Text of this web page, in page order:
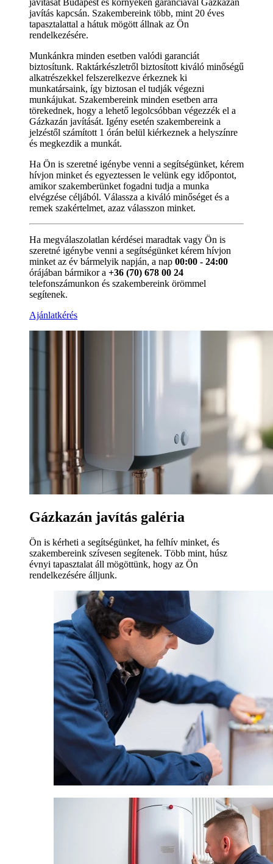
javítás kapcsán. Szakembereink több, mint 20 éves
tapasztalattal a hátuk mögött állnak az Ön
rendelkezésére.
Munkánkra minden esetben valódi garanciát
biztosítunk. Raktárkészletről biztosított kiváló minőségű
alkatrészekkel felszerelkezve érkeznek ki
munkatársaink, így biztosan el tudják végezni
munkájukat. Szakembereink minden esetben arra
törekednek, hogy a lehető legolcsóbban végezzék el a
Gázkazán javítását. Igény esetén szakembereink a
jelzéstől számított 1 órán belül kiérkeznek a helyszínre
és megkezdik a munkát.
Ha Ön is szeretné igénybe venni a segítségünket, kérem
hívjon minket és egyeztessen le velünk egy időpontot,
amikor szakemberünket fogadni tudja a munka
elvégzése céljából. Válassza a kiváló minőséget és a
remek szakértelmet, azaz válasszon minket.
Ha megválaszolatlan kérdései maradtak vagy Ön is
szeretné igénybe venni a segítségünket kérem hívjon
minket az év bármelyik napján, a nap 00:00 - 24:00
órájában bármikor a +36 (70) 678 00 24
telefonszámunkon és szakembereink örömmel
segítenek.
Ajánlatkérés
Gázkazán javítás galéria
Ön is kérheti a segítségünket, ha felhív minket, és
szakembereink szívesen segítenek. Több mint, húsz
évnyi tapasztalat áll mögöttünk, hogy az Ön
rendelkezésére álljunk.